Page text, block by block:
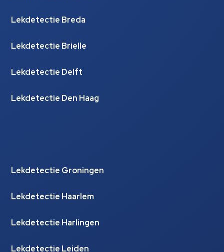
Lekdetectie Breda
Lekdetectie Brielle
Lekdetectie Delft
Lekdetectie Den Haag
Lekdetectie Groningen
Lekdetectie Haarlem
Lekdetectie Harlingen
Lekdetectie Leiden